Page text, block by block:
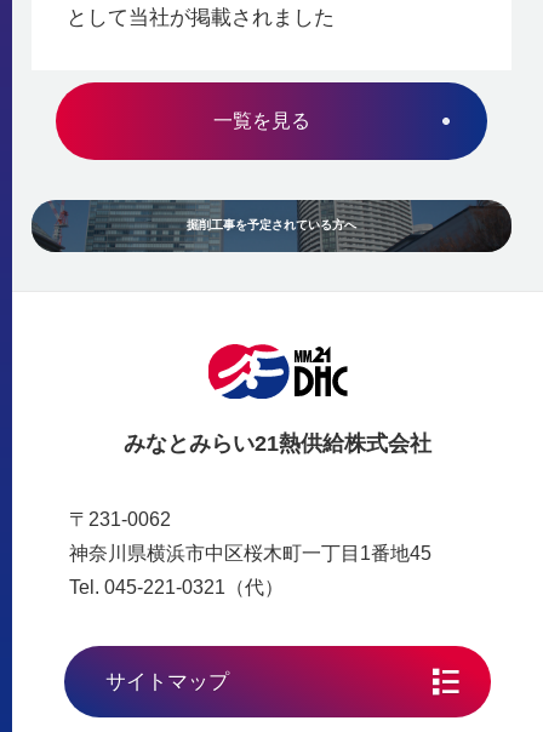
として当社が掲載されました
一覧を見る
掘削工事を予定されている方へ
みなとみらい21熱供給株式会社
〒231-0062
神奈川県横浜市中区桜木町一丁目1番地45
Tel. 045-221-0321（代）
サイトマップ